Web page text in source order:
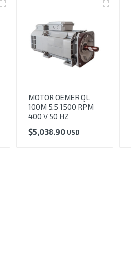
MOTOR OEMER QL
100M 5,5 1500 RPM
400 V 50 HZ
$5,038.90 USD